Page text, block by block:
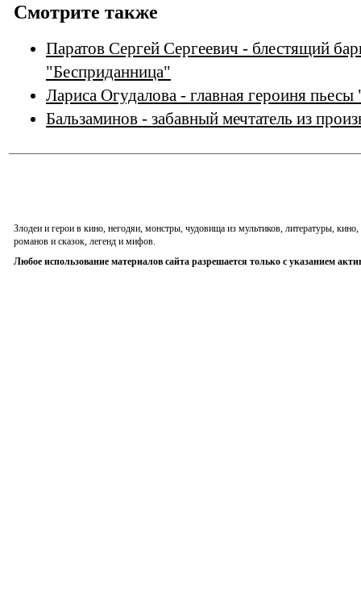
Смотрите также
Паратов Сергей Сергеевич - блестящий
"Бесприданница"
Лариса Огудалова - главная героиня
Бальзаминов - забавный мечтатель из
Злодеи и герои в кино, негодяи, монстры, чудовища из мультиков, литературы,
романов и сказок, легенд и мифов.
Любое использование материалов сайта разрешается только с указанием